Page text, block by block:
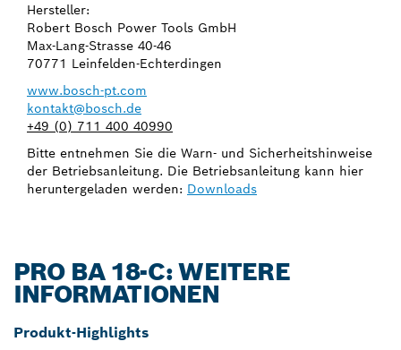
Hersteller:
Robert Bosch Power Tools GmbH
Max-Lang-Strasse 40-46
70771 Leinfelden-Echterdingen
www.bosch-pt.com
kontakt@bosch.de
+49 (0) 711 400 40990
Bitte entnehmen Sie die Warn- und Sicherheitshinweise
der Betriebsanleitung. Die Betriebsanleitung kann hier
heruntergeladen werden: Downloads
PRO BA 18-C: WEITERE
INFORMATIONEN
Produkt-Highlights